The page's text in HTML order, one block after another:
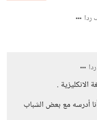
الانكليزية .
أدرسه مع بعض الشباب